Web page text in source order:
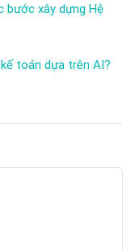
bước xây dựng Hệ
toán dựa trên AI?